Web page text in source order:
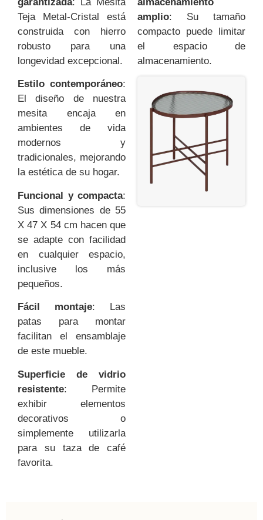
Teja Metal-Cristal está
construida con hierro
robusto para una
longevidad excepcional.
Estilo contemporáneo:
El diseño de nuestra
mesita encaja en
ambientes de vida
modernos y
tradicionales, mejorando
la estética de su hogar.
Funcional y compacta:
Sus dimensiones de 55
X 47 X 54 cm hacen que
se adapte con facilidad
en cualquier espacio,
inclusive los más
pequeños.
Fácil montaje: Las
patas para montar
facilitan el ensamblaje
de este mueble.
Superficie de vidrio
resistente: Permite
exhibir elementos
decorativos o
simplemente utilizarla
para su taza de café
favorita.
amplio: Su tamaño
compacto puede limitar
el espacio de
almacenamiento.